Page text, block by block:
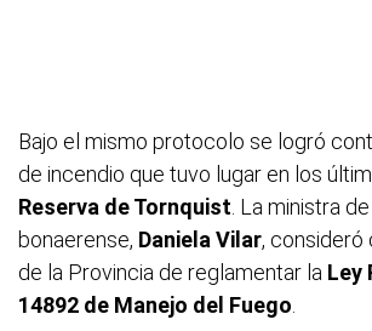
Bajo el mismo protocolo se logró
de incendio que tuvo lugar en los
Reserva de Tornquist . La ministra
bonaerense, Daniela Vilar, consideró
de la Provincia de reglamentar la Ley
14892 de Manejo del Fuego